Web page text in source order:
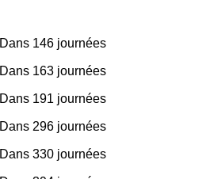
Dans 146 journées
Dans 163 journées
Dans 191 journées
Dans 296 journées
Dans 330 journées